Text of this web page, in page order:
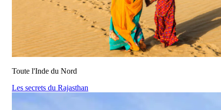
Toute l'Inde du Nord
Les secrets du Rajasthan